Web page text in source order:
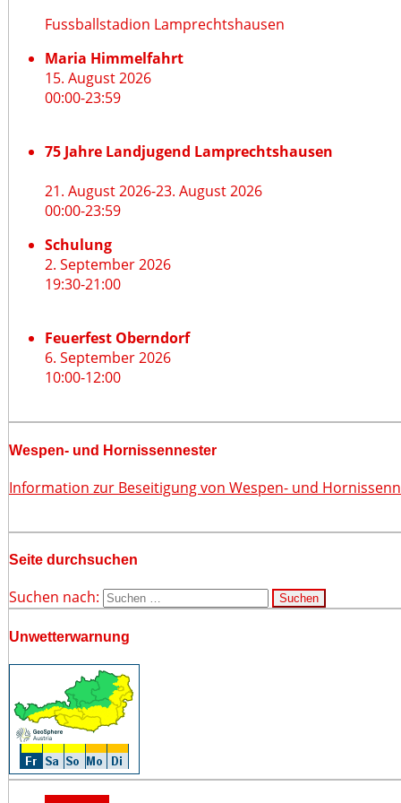
Fussballstadion Lamprechtshausen
Maria Himmelfahrt
15. August 2026
00:00-23:59
75 Jahre Landjugend Lamprechtshausen
21. August 2026-23. August 2026
00:00-23:59
Schulung
2. September 2026
19:30-21:00
Feuerfest Oberndorf
6. September 2026
10:00-12:00
Wespen- und Hornissennester
Information zur Beseitigung von Wespen- und
Seite durchsuchen
Suchen nach:
Unwetterwarnung